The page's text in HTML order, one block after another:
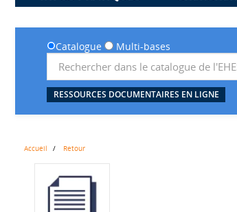
Catalogue Multi-bases
RESSOURCES DOCUMENTAIRES EN LIGNE
Accueil Retour